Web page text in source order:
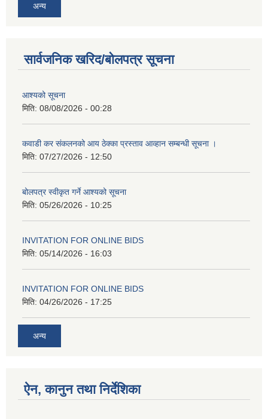
अन्य
सार्वजनिक खरिद/बोलपत्र सूचना
आश्यको सूचना
मिति: 08/08/2026 - 00:28
कवाडी कर संकलनको आय ठेक्का प्रस्ताव आव्हान सम्बन्धी सूचना ।
मिति: 07/27/2026 - 12:50
बोलपत्र स्वीकृत गर्ने आश्यको सूचना
मिति: 05/26/2026 - 10:25
INVITATION FOR ONLINE BIDS
मिति: 05/14/2026 - 16:03
INVITATION FOR ONLINE BIDS
मिति: 04/26/2026 - 17:25
अन्य
ऐन, कानुन तथा निर्देशिका